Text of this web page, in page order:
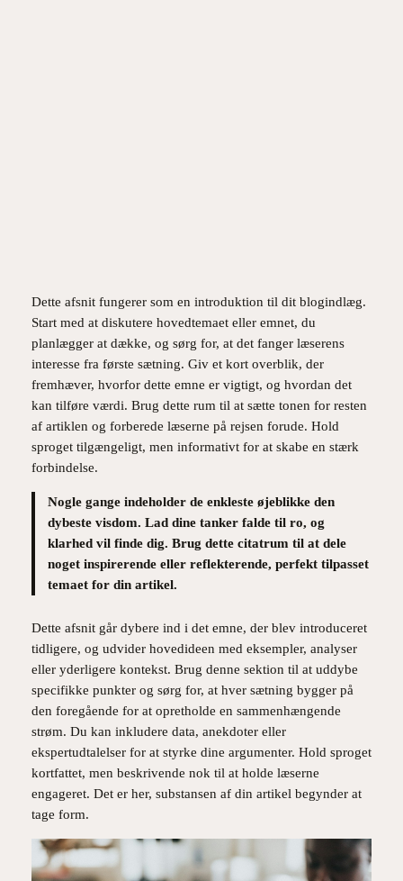
Dette afsnit fungerer som en introduktion til dit blogindlæg.
Start med at diskutere hovedtemaet eller emnet, du
planlægger at dække, og sørg for, at det fanger læserens
interesse fra første sætning. Giv et kort overblik, der
fremhæver, hvorfor dette emne er vigtigt, og hvordan det
kan tilføre værdi. Brug dette rum til at sætte tonen for resten
af artiklen og forberede læserne på rejsen forude. Hold
sproget tilgængeligt, men informativt for at skabe en stærk
forbindelse.
Nogle gange indeholder de enkleste øjeblikke den
dybeste visdom. Lad dine tanker falde til ro, og
klarhed vil finde dig. Brug dette citatrum til at dele
noget inspirerende eller reflekterende, perfekt tilpasset
temaet for din artikel.
Dette afsnit går dybere ind i det emne, der blev introduceret
tidligere, og udvider hovedideen med eksempler, analyser
eller yderligere kontekst. Brug denne sektion til at uddybe
specifikke punkter og sørg for, at hver sætning bygger på
den foregående for at opretholde en sammenhængende
strøm. Du kan inkludere data, anekdoter eller
ekspertudtalelser for at styrke dine argumenter. Hold sproget
kortfattet, men beskrivende nok til at holde læserne
engageret. Det er her, substansen af din artikel begynder at
tage form.